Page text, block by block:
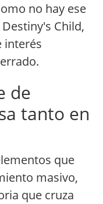
no hay ese
Child,
interés
de
tanto en
que
masivo,
que cruza